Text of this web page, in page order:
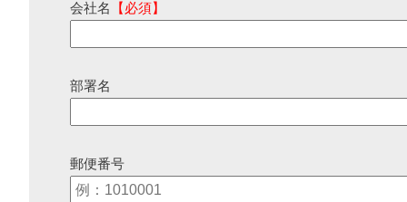
会社名 【必須】
部署名
郵便番号